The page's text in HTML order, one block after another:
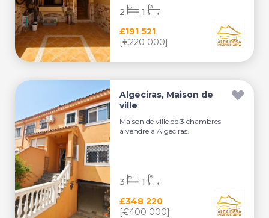
£191 521
[€220 000]
2 1
Algeciras, Maison de
ville
Maison de ville de 3 chambres
à vendre à Algeciras.
£348 220
[€400 000]
3 1